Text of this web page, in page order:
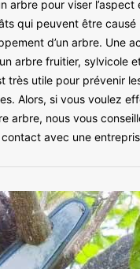
arbre pour viser
qui peuvent être causé
d’un arbre. Une
arbre fruitier, sylvicole
très utile pour prévenir
Alors, si vous voulez
arbre, nous vous
avec une